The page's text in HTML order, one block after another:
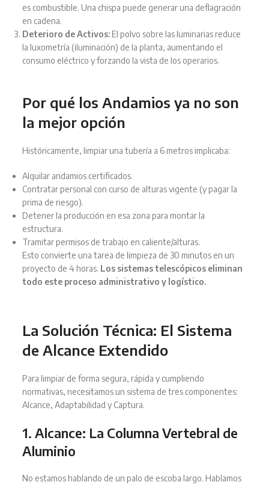
es combustible. Una chispa puede generar una deflagración
en cadena.
Deterioro de Activos:El polvo sobre las luminarias reduce
la luxometría (iluminación) de la planta, aumentando el
consumo eléctrico y forzando la vista de los operarios.
Por qué los Andamios ya no son
la mejor opción
Históricamente, limpiar una tubería a 6 metros implicaba:
Alquilar andamios certificados.
Contratar personal con curso de alturas vigente (y pagar la
prima de riesgo).
Detener la producción en esa zona para montar la
estructura.
Tramitar permisos de trabajo en caliente/alturas.
Esto convierte una tarea de limpieza de 30 minutos en un
proyecto de 4 horas. Los sistemas telescópicos eliminan
todo este proceso administrativo y logístico.
La Solución Técnica: El Sistema
de Alcance Extendido
Para limpiar de forma segura, rápida y cumpliendo
normativas, necesitamos un sistema de tres componentes:
Alcance, Adaptabilidad y Captura.
1. Alcance: La Columna Vertebral de
Aluminio
No estamos hablando de un palo de escoba largo. Hablamos